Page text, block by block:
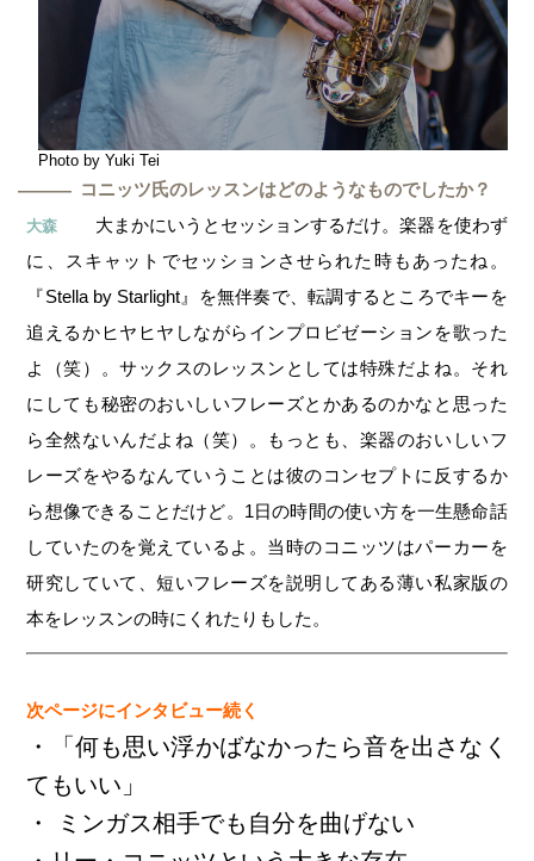
Photo by Yuki Tei
― コニッツ氏のレッスンはどのようなものでしたか？
大森
大まかにいうとセッションするだけ。楽器を使わず
に、スキャットでセッションさせられた時もあったね。
『Stella by Starlight』を無伴奏で、転調するところでキーを
追えるかヒヤヒヤしながらインプロビゼーションを歌った
よ（笑）。サックスのレッスンとしては特殊だよね。それ
にしても秘密のおいしいフレーズとかあるのかなと思った
ら全然ないんだよね（笑）。もっとも、楽器のおいしいフ
レーズをやるなんていうことは彼のコンセプトに反するか
ら想像できることだけど。1日の時間の使い方を一生懸命話
していたのを覚えているよ。当時のコニッツはパーカーを
研究していて、短いフレーズを説明してある薄い私家版の
本をレッスンの時にくれたりもした。
次ページにインタビュー続く
・「何も思い浮かばなかったら音を出さなく
てもいい」
・ ミンガス相手でも自分を曲げない